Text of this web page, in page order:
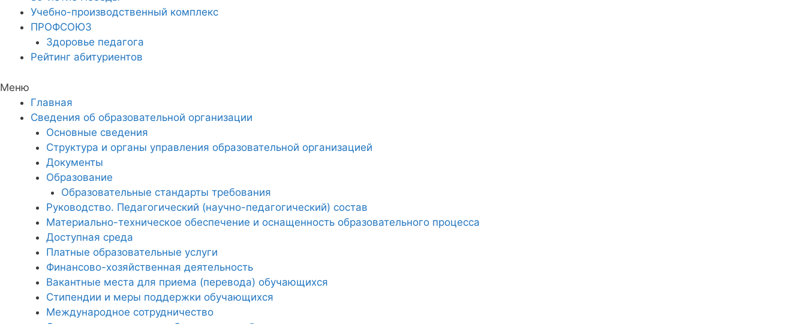
Учебно-производственный комплекс
ПРОФСОЮЗ
Здоровье педагога
Рейтинг абитуриентов
Меню
Главная
Сведения об образовательной организации
Основные сведения
Структура и органы управления образовательной организацией
Документы
Образование
Образовательные стандарты требования
Руководство. Педагогический (научно-педагогический) состав
Материально-техническое обеспечение и оснащенность образовательного процесса
Доступная среда
Платные образовательные услуги
Финансово-хозяйственная деятельность
Вакантные места для приема (перевода) обучающихся
Стипендии и меры поддержки обучающихся
Международное сотрудничество